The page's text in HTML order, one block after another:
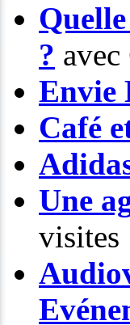
?
Envie
Café
Une
visites